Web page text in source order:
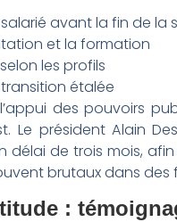
avant la fin de la
et la formation
les profils
étalée
des pouvoirs
président Alain
de trois mois,
brutaux dans des
: